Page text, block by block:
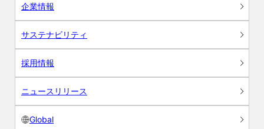
企業情報
サステナビリティ
採用情報
ニュースリリース
Global